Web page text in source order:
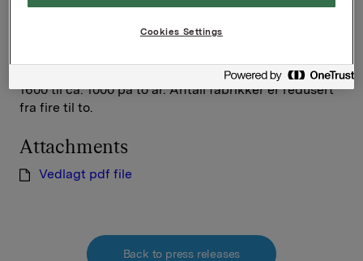
situasjon; blant annet er antall ansatte redusert fra
1600 til ca. 1000 på to år. Antall fabrikker er redusert
fra fire til to.
Attachments
Vedlagt pdf file
Back to press releases
Cookies Settings